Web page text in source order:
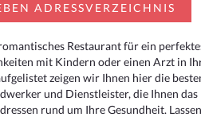
ADRESSVERZEICHNIS
Restaurant für ein
mit Kindern oder einen Arzt in
zeigen wir Ihnen hier die
und Dienstleister, die Ihnen
rund um Ihre Gesundheit.